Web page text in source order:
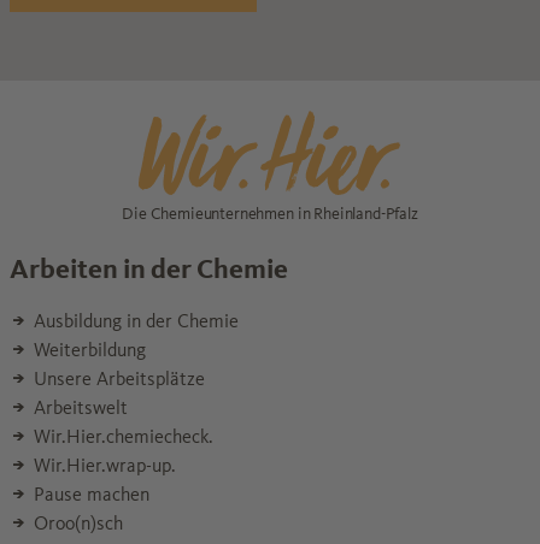
Die Chemieunternehmen in Rheinland-Pfalz
Arbeiten in der Chemie
Ausbildung in der Chemie
Weiterbildung
Unsere Arbeitsplätze
Arbeitswelt
Wir.Hier.chemiecheck.
Wir.Hier.wrap-up.
Pause machen
Oroo(n)sch